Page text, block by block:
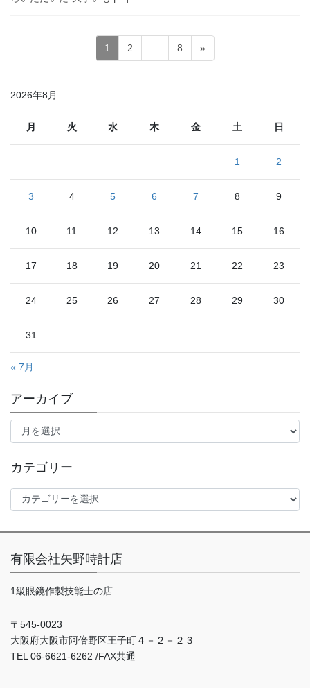
ペ
ー
ジ
固
定
ジ
1
固
定
ジ
2 …
固
定
ジ
8 »
2026年8月
月 火 水 木 金 土 日
1 2
3 4 5 6 7 8 9
10 11 12 13 14 15 16
17 18 19 20 21 22 23
24 25 26 27 28 29 30
31
« 7月
アーカイブ
ア
イ
カテゴリー
テ
ー
有限会社矢野時計店
1級眼鏡作製技能士の店
〒545-0023
大阪府大阪市阿倍野区王子町４－２－２３
TEL 06-6621-6262 /FAX共通